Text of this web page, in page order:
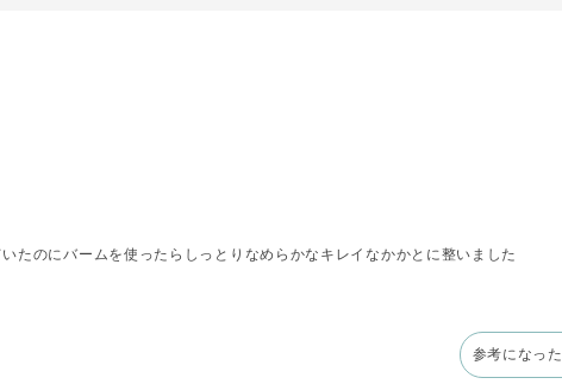
たのにバームを使ったらしっとりなめらかなキレイなかかとに整いました
参考になった